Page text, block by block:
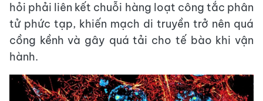
hỏi phải liên kết chuỗi hàng loạt công tắc phân
tử phức tạp, khiến mạch di truyền trở nên quá
cồng kềnh và gây quá tải cho tế bào khi vận
hành.